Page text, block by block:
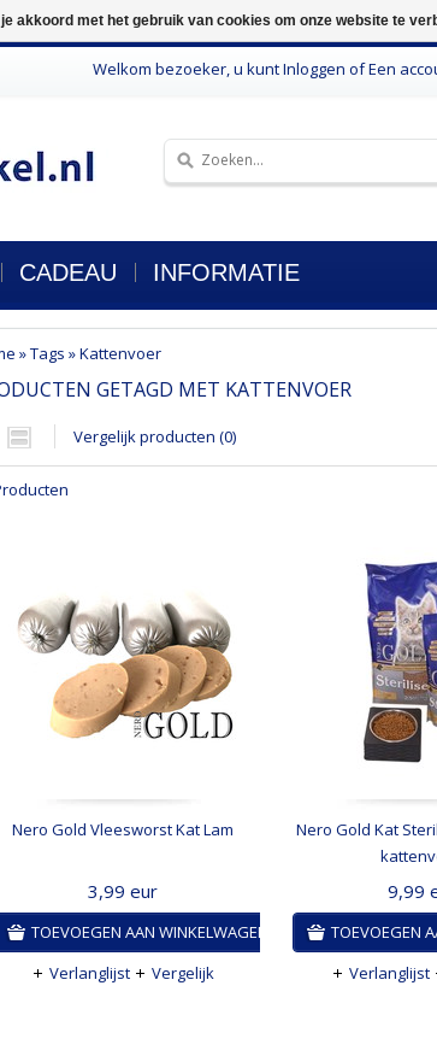
Welkom bezoeker, u kuntInloggen ofEen
CADEAU INFORMATIE
»Tags »Kattenvoer
GETAGD MET KATTENVOER
Vergelijk producten (0)
Nero Gold Vleesworst Kat Lam
3,99 eur
TOEVOEGEN AAN WINKELWAGEN
Verlanglijst
Vergelijk
Nero Gold Kat
9,99
TOEVOEGEN
Verlanglijst
akkoord met het gebruik van cookies om onze website te